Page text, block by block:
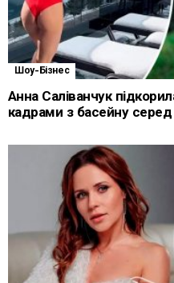
Шоу-Бізнес
Анна Саліванчук
кадрами з басейну